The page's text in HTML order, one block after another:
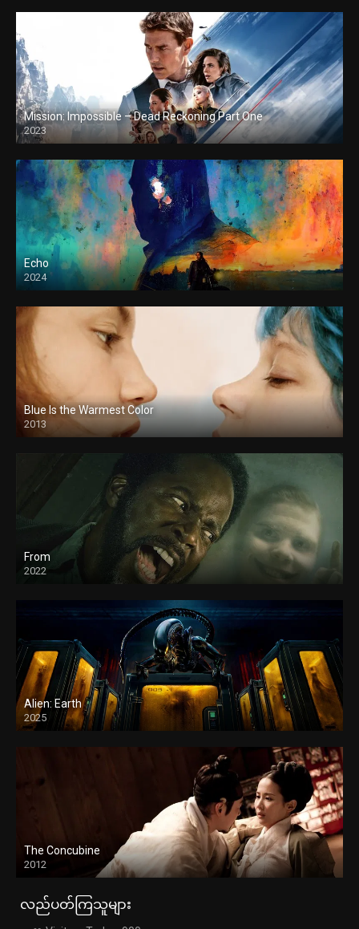
Mission: Impossible – Dead Reckoning Part One
2023
Echo
2024
Blue Is the Warmest Color
2013
From
2022
Alien: Earth
2025
The Concubine
2012
လည်ပတ်ကြသူများ